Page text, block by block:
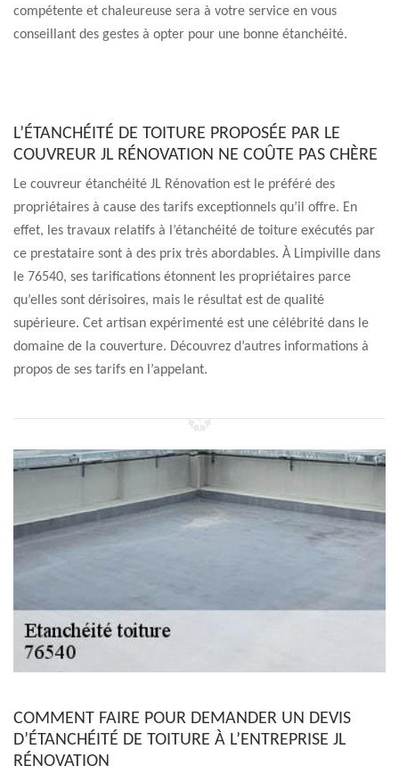
compétente et chaleureuse sera à votre service en vous
conseillant des gestes à opter pour une bonne étanchéité.
L’ÉTANCHÉITÉ DE TOITURE PROPOSÉE PAR LE
COUVREUR JL RÉNOVATION NE COÛTE PAS CHÈRE
Le couvreur étanchéité JL Rénovation est le préféré des
propriétaires à cause des tarifs exceptionnels qu’il offre. En
effet, les travaux relatifs à l’étanchéité de toiture exécutés par
ce prestataire sont à des prix très abordables. À Limpiville dans
le 76540, ses tarifications étonnent les propriétaires parce
qu’elles sont dérisoires, mais le résultat est de qualité
supérieure. Cet artisan expérimenté est une célébrité dans le
domaine de la couverture. Découvrez d’autres informations à
propos de ses tarifs en l’appelant.
COMMENT FAIRE POUR DEMANDER UN DEVIS
D’ÉTANCHÉITÉ DE TOITURE À L’ENTREPRISE JL
RÉNOVATION